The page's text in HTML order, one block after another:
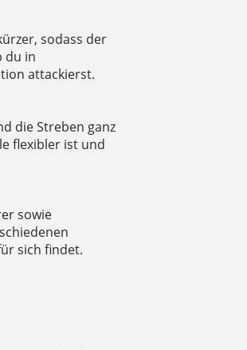
sodass der
du in
attackierst.
die Streben ganz
flexibler ist und
sowie
sich findet.